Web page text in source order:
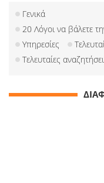
Γενικά
20 Λόγοι να βάλετε
Υπηρεσίες
Τελευταίες